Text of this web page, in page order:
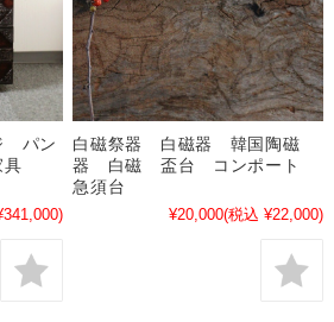
パン
家具
白磁祭器 白磁器 韓国陶磁
器 白磁 盃台 コンポート
急須台
¥20,000(税込 ¥22,000)